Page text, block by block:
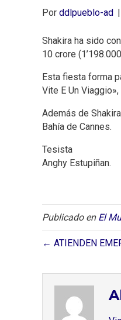
Por ddlpueblo-ad
Shakira ha sido
10 crore
Esta fiesta forma
Vite E Un
Además de
Bahía de Cannes.
Tesista
Anghy Estupiñan.
Publicado en El
← ATIENDEN